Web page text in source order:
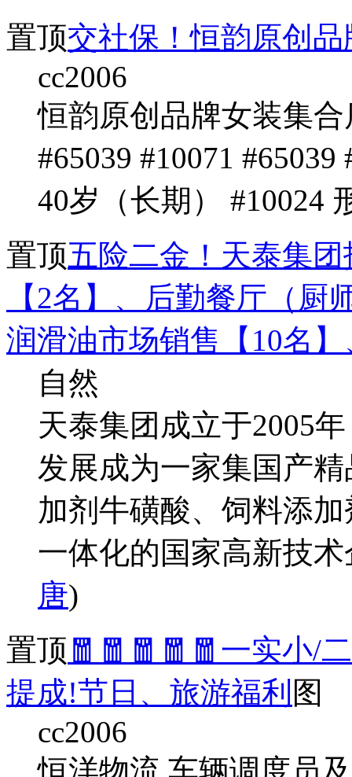
置顶交社保！恒韵原创
cc2006
恒韵原创品牌女装集
#65039 #10071
40岁（长期） #10024
置顶五险二金！天泰集
【2名】、后勤餐厅（
润滑油市场销售【10名
自然
天泰集团成立于2005
发展成为一家集国产
加剂牛磺酸、饲料添
一体化的国家高新技
唐)
置顶 🧧🧧🧧🧧🧧一实小/
提成!节日、旅游福利 图
cc2006